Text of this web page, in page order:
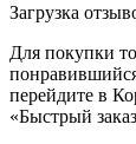
Загрузка
Для покупки
перейдите в
«Быстрый